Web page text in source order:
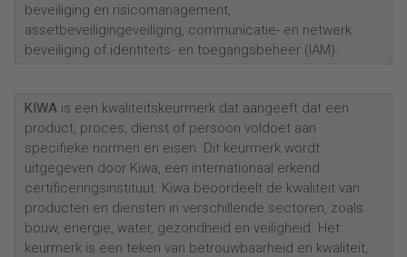
beveiliging en risicomanagement,
assetbeveiligingeveiliging, communicatie- en netwerk.
beveiliging of identiteits- en toegangsbeheer (IAM).
KIWA is een kwaliteitskeurmerk dat aangeeft dat een
product, proces, dienst of persoon voldoet aan
specifieke normen en eisen. Dit keurmerk wordt
uitgegeven door Kiwa, een internationaal erkend
certificeringsinstituut. Kiwa beoordeelt de kwaliteit van
producten en diensten in verschillende sectoren, zoals
bouw, energie, water, gezondheid en veiligheid. Het
keurmerk is een teken van betrouwbaarheid en kwaliteit,